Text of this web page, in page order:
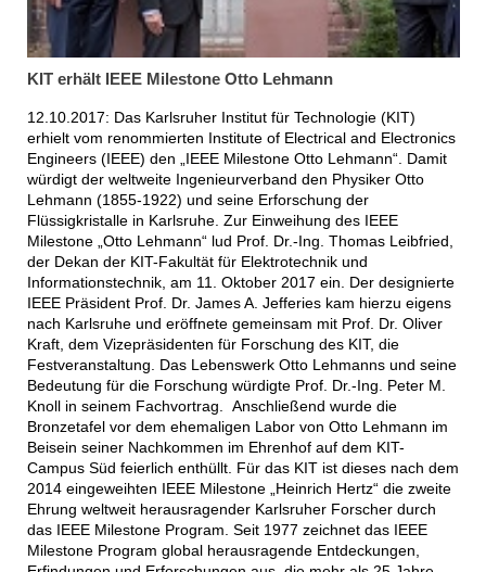
KIT erhält IEEE Milestone Otto Lehmann
12.10.2017: Das Karlsruher Institut für Technologie (KIT)
erhielt vom renommierten Institute of Electrical and Electronics
Engineers (IEEE) den „IEEE Milestone Otto Lehmann“. Damit
würdigt der weltweite Ingenieurverband den Physiker Otto
Lehmann (1855-1922) und seine Erforschung der
Flüssigkristalle in Karlsruhe. Zur Einweihung des IEEE
Milestone „Otto Lehmann“ lud Prof. Dr.-Ing. Thomas Leibfried,
der Dekan der KIT-Fakultät für Elektrotechnik und
Informationstechnik, am 11. Oktober 2017 ein. Der designierte
IEEE Präsident Prof. Dr. James A. Jefferies kam hierzu eigens
nach Karlsruhe und eröffnete gemeinsam mit Prof. Dr. Oliver
Kraft, dem Vizepräsidenten für Forschung des KIT, die
Festveranstaltung. Das Lebenswerk Otto Lehmanns und seine
Bedeutung für die Forschung würdigte Prof. Dr.-Ing. Peter M.
Knoll in seinem Fachvortrag. Anschließend wurde die
Bronzetafel vor dem ehemaligen Labor von Otto Lehmann im
Beisein seiner Nachkommen im Ehrenhof auf dem KIT-
Campus Süd feierlich enthüllt. Für das KIT ist dieses nach dem
2014 eingeweihten IEEE Milestone „Heinrich Hertz“ die zweite
Ehrung weltweit herausragender Karlsruher Forscher durch
das IEEE Milestone Program. Seit 1977 zeichnet das IEEE
Milestone Program global herausragende Entdeckungen,